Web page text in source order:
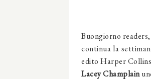
Buongiorno readers,
continua la
edito Harper
Lacey Champlain